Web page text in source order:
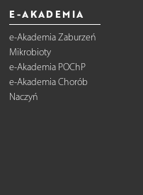
E-AKADEMIA
e-Akademia Zaburzeń
Mikrobioty
e-Akademia POChP
e-Akademia Chorób
Naczyń